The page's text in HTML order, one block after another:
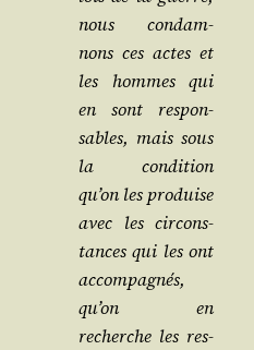
nous condam­
nons ces actes et
les hommes qui
en sont res­pon­
sables, mais sous
la condi­tion
qu’on les pro­duise
avec les cir­cons­
tances qui les ont
accom­pa­gnés,
qu’on en
recherche les res­